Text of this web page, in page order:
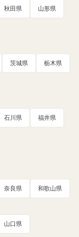
秋田県 山形県
茨城県 栃木県
石川県 福井県
奈良県 和歌山県
山口県